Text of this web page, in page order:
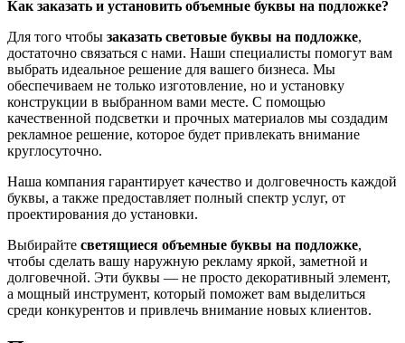
Как заказать и установить объемные буквы на подложке?
Для того чтобы заказать световые буквы на подложке,
достаточно связаться с нами. Наши специалисты помогут вам
выбрать идеальное решение для вашего бизнеса. Мы
обеспечиваем не только изготовление, но и установку
конструкции в выбранном вами месте. С помощью
качественной подсветки и прочных материалов мы создадим
рекламное решение, которое будет привлекать внимание
круглосуточно.
Наша компания гарантирует качество и долговечность каждой
буквы, а также предоставляет полный спектр услуг, от
проектирования до установки.
Выбирайте светящиеся объемные буквы на подложке,
чтобы сделать вашу наружную рекламу яркой, заметной и
долговечной. Эти буквы — не просто декоративный элемент,
а мощный инструмент, который поможет вам выделиться
среди конкурентов и привлечь внимание новых клиентов.